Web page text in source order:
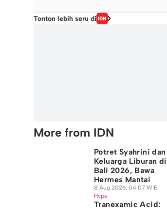
Tonton lebih seru di
More from IDN
Potret Syahrini dan
Keluarga Liburan di
Bali 2026, Bawa
Hermes Mantai
8 Aug 2026, 04:07 WIB
Hype
Tranexamic Acid: